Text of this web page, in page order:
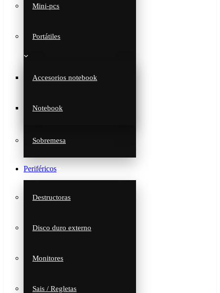
Mini-pcs
Portátiles
Accesorios notebook
Notebook
Sobremesa
Periféricos
Destructoras
Disco duro externo
Monitores
Sais / Regletas